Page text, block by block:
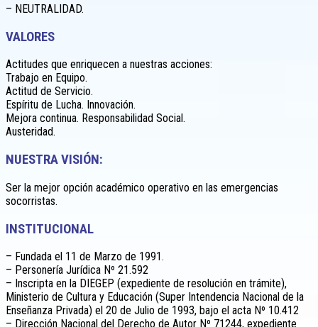
– NEUTRALIDAD.
VALORES
Actitudes que enriquecen a nuestras acciones:
Trabajo en Equipo.
Actitud de Servicio.
Espíritu de Lucha. Innovación.
Mejora continua. Responsabilidad Social.
Austeridad.
NUESTRA VISIÓN:
Ser la mejor opción académico operativo en las emergencias
socorristas.
INSTITUCIONAL
– Fundada el 11 de Marzo de 1991.
– Personería Jurídica Nº 21.592
– Inscripta en la DIEGEP (expediente de resolución en trámite),
Ministerio de Cultura y Educación (Super Intendencia Nacional de la
Enseñanza Privada) el 20 de Julio de 1993, bajo el acta Nº 10.412
– Dirección Nacional del Derecho de Autor Nº 71244, expediente